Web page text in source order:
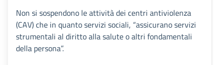
Non si sospendono le attività dei centri antiviolenza
(CAV) che in quanto servizi sociali, “assicurano servizi
strumentali al diritto alla salute o altri fondamentali
della persona”.